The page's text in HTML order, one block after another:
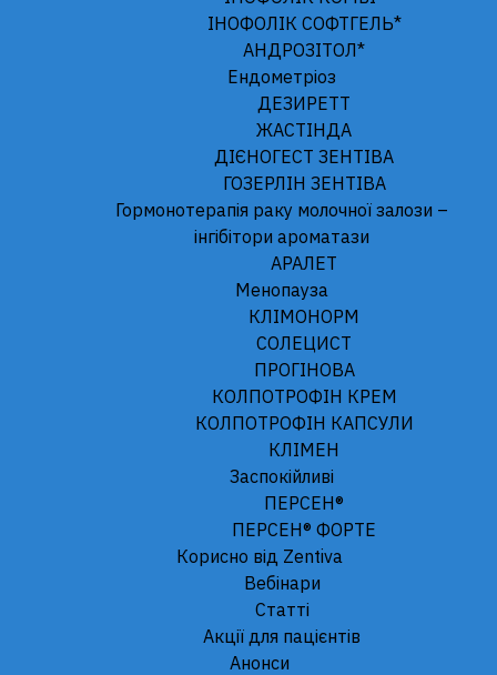
ІНОФОЛІК СОФТГЕЛЬ*
АНДРОЗІТОЛ*
Ендометріоз
ДЕЗИРЕТТ
ЖАСТІНДА
ДІЄНОГЕСТ ЗЕНТІВА
ГОЗЕРЛІН ЗЕНТІВА
Гормонотерапія раку молочної залози –
інгібітори ароматази
АРАЛЕТ
Менопауза
КЛІМОНОРМ
СОЛЕЦИСТ
ПРОГІНОВА
КОЛПОТРОФІН КРЕМ
КОЛПОТРОФІН КАПСУЛИ
КЛІМЕН
Заспокійливі
ПЕРСЕН®
ПЕРСЕН® ФОРТЕ
Корисно від Zentiva
Вебінари
Статті
Акції для пацієнтів
Анонси
Відора мікро (Vidora micro)
діючі речовини: drospirenone, ethinylestradiol;
1 блістер містить 28 таблеток (21 активну таблетку
рожевого кольору та 7 таблеток плацебо білого
1 таблетка, вкрита плівковою оболонкою, рожевого
кольору містить дроспіренону 3,0 мг та
допоміжні речовини: лактози моногідрат, крохмаль
прежелатинізований, повідон К-30, натрію
кроскармелоза, полісорбат 80, магнію стеарат,
Opadry® II рожевий (поліетиленгліколь, спирт
полівініловий, титану діоксид (Е 171), тальк, заліза
оксид жовтий (Е 172), заліза оксид червоний (Е 172),
1 таблетка, вкрита плівковою оболонкою, білого
допоміжні речовини: лактоза безводна, повідон К-30,
магнію стеарат, Opadry® II білий (спирт полівініловий
(гідролізована частина), титану діоксид (Е 171),
макрогол 3350, тальк (Е 553b)).
Таблетки, вкриті плівковою